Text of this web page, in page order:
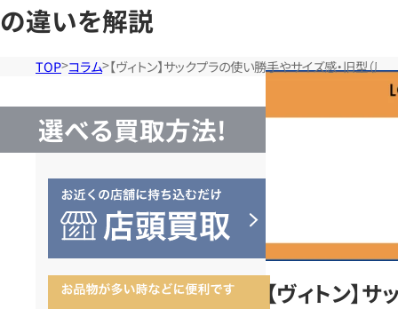
の違いを解説
TOP コラム 【ヴィトン】サックプラの使い勝手やサイズ感・旧型（
選べる買取方法!
【ヴィトン】